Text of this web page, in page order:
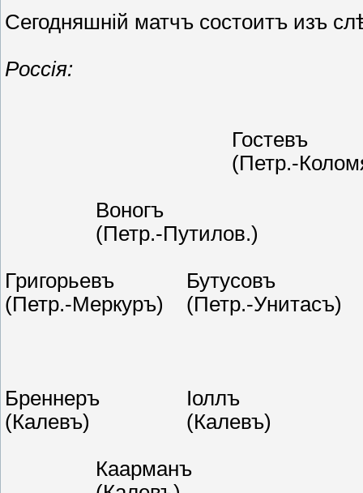
Сегодняшній матчъ состоитъ изъ
Россія:
Григорьевъ		Бутусовъ			Исаковъ			Канунниковъ		Артемьевъ
(Петр.-Меркуръ)	(Петр.-Унитасъ)				(Москва-Красная Прѣсня).
Бреннеръ		Іоллъ			Эльманъ			Телль			Вяли
(Калевъ)			(Калевъ)			(Калевъ)			(Спортъ)			(Калевъ)